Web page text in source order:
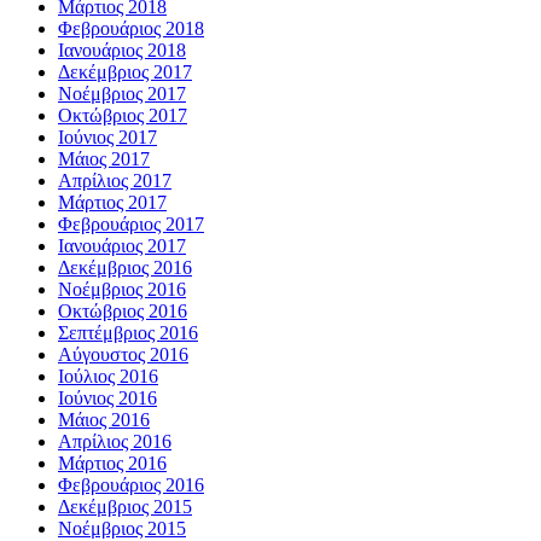
Μάρτιος 2018
Φεβρουάριος 2018
Ιανουάριος 2018
Δεκέμβριος 2017
Νοέμβριος 2017
Οκτώβριος 2017
Ιούνιος 2017
Μάιος 2017
Απρίλιος 2017
Μάρτιος 2017
Φεβρουάριος 2017
Ιανουάριος 2017
Δεκέμβριος 2016
Νοέμβριος 2016
Οκτώβριος 2016
Σεπτέμβριος 2016
Αύγουστος 2016
Ιούλιος 2016
Ιούνιος 2016
Μάιος 2016
Απρίλιος 2016
Μάρτιος 2016
Φεβρουάριος 2016
Δεκέμβριος 2015
Νοέμβριος 2015